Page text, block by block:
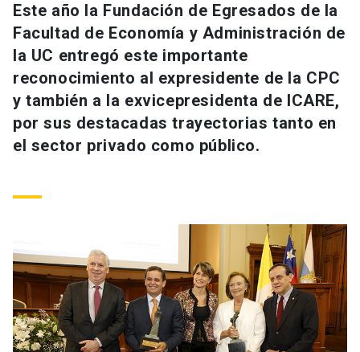
Información para keyboard_arrow_down
Futuros estudiantes
Estudiantes
Académicos
Personal
launch
Padres y familia
Vecinos launch
Go to english site launch
ACCESOS DIRECTOS
Admisión launch
Mi Portal UC launch
Biblioteca launch
Donaciones launch
Este año la Fundación de Egresados de la
Facultad de Economía y Administración de
la UC entregó este importante
reconocimiento al expresidente de la CPC
y también a la exvicepresidenta de ICARE,
por sus destacadas trayectorias tanto en
el sector privado como público.